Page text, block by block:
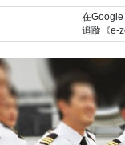
在Google
追蹤《e-